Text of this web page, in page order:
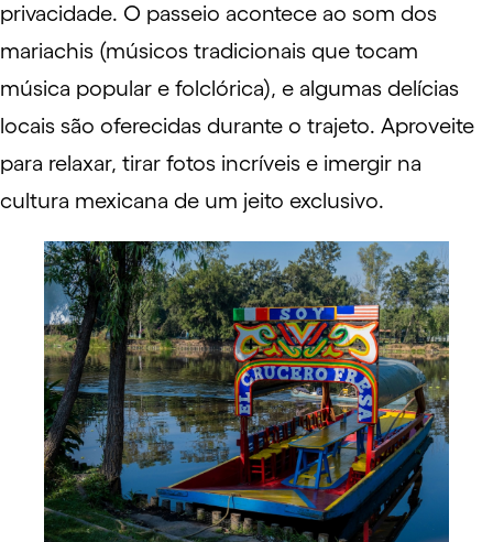
privacidade. O passeio acontece ao som dos
mariachis (músicos tradicionais que tocam
música popular e folclórica), e algumas delícias
locais são oferecidas durante o trajeto. Aproveite
para relaxar, tirar fotos incríveis e imergir na
cultura mexicana de um jeito exclusivo.